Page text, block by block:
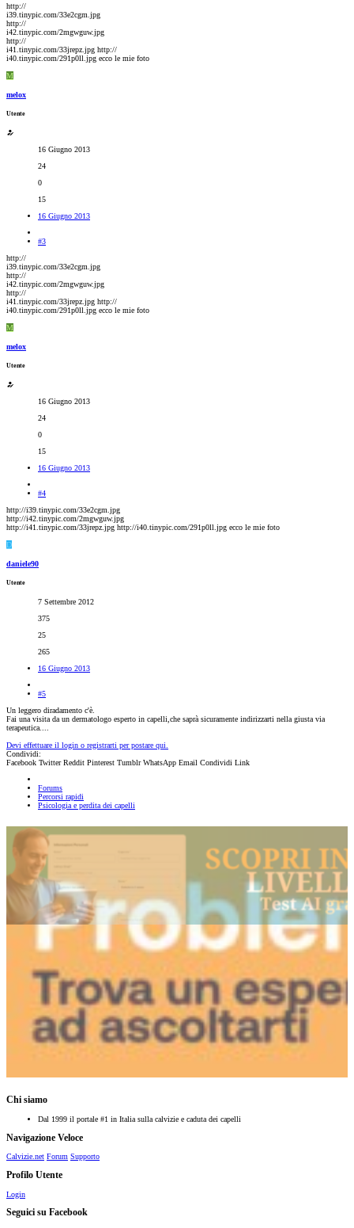
http://
i39.tinypic.com/33e2cgm.jpg
http://
i42.tinypic.com/2mgwguw.jpg
http://
i41.tinypic.com/33jrepz.jpg http://
i40.tinypic.com/291p0ll.jpg ecco le mie foto
M
melox
Utente
16 Giugno 2013
24
0
15
16 Giugno 2013
#3
http://
i39.tinypic.com/33e2cgm.jpg
http://
i42.tinypic.com/2mgwguw.jpg
http://
i41.tinypic.com/33jrepz.jpg http://
i40.tinypic.com/291p0ll.jpg ecco le mie foto
M
melox
Utente
16 Giugno 2013
24
0
15
16 Giugno 2013
#4
http://i39.tinypic.com/33e2cgm.jpg
http://i42.tinypic.com/2mgwguw.jpg
http://i41.tinypic.com/33jrepz.jpg http://i40.tinypic.com/291p0ll.jpg ecco le mie foto
D
daniele90
Utente
7 Settembre 2012
375
25
265
16 Giugno 2013
#5
Un leggero diradamento c'è.
Fai una visita da un dermatologo esperto in capelli,che saprà sicuramente indirizzarti nella giusta via
terapeutica....
Devi effettuare il login o registrarti per postare qui.
Condividi:
Facebook Twitter Reddit Pinterest Tumblr WhatsApp Email Condividi Link
Forums
Percorsi rapidi
Psicologia e perdita dei capelli
Chi siamo
Dal 1999 il portale #1 in Italia sulla calvizie e caduta dei capelli
Navigazione Veloce
Calvizie.net Forum Supporto
Profilo Utente
Login
Seguici su Facebook